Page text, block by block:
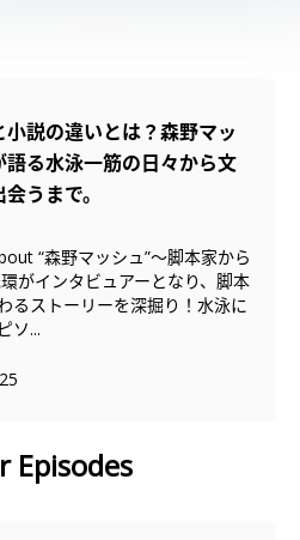
小説の違いとは？森野マッ
語る水泳一筋の日々から文
うまで。
“森野マッシュ”〜脚本家から
がインタビュアーとなり、脚本
るストーリーを深掘り！水泳に
ソ...
Episodes